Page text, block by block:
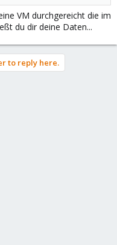
VM durchgereicht die im
du dir deine Daten...
to reply here.